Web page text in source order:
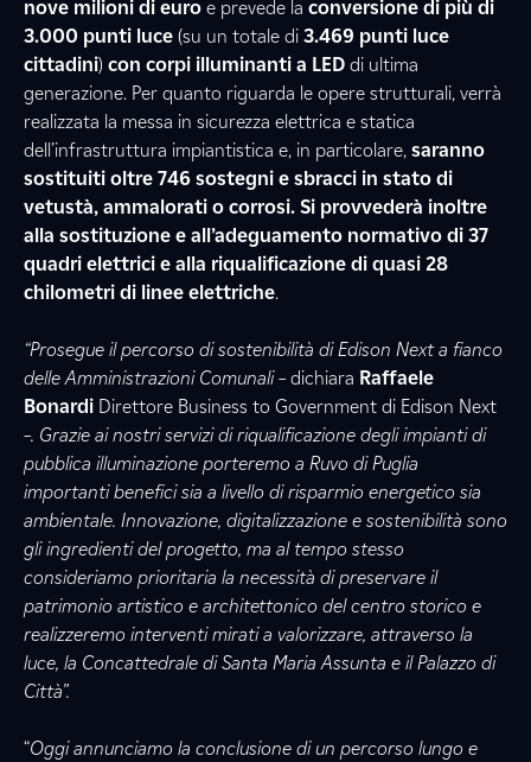
nove milioni di euro e prevede la conversione di più di
3.000 punti luce (su un totale di 3.469 punti luce
cittadini) con corpi illuminanti a LED di ultima
generazione. Per quanto riguarda le opere strutturali, verrà
realizzata la messa in sicurezza elettrica e statica
dell’infrastruttura impiantistica e, in particolare, saranno
sostituiti oltre 746 sostegni e sbracci in stato di
vetustà, ammalorati o corrosi. Si provvederà inoltre
alla sostituzione e all’adeguamento normativo di 37
quadri elettrici e alla riqualificazione di quasi 28
chilometri di linee elettriche.
“Prosegue il percorso di sostenibilità di Edison Next a fianco
delle Amministrazioni Comunali– dichiara Raffaele
Bonardi Direttore Business to Government di Edison Next
–. Grazie ai nostri servizi di riqualificazione degli impianti di
pubblica illuminazione porteremo a Ruvo di Puglia
importanti benefici sia a livello di risparmio energetico sia
ambientale. Innovazione, digitalizzazione e sostenibilità sono
gli ingredienti del progetto, ma al tempo stesso
consideriamo prioritaria la necessità di preservare il
patrimonio artistico e architettonico del centro storico e
realizzeremo interventi mirati a valorizzare, attraverso la
luce, la Concattedrale di Santa Maria Assunta e il Palazzo di
Città”.
“Oggi annunciamo la conclusione di un percorso lungo e